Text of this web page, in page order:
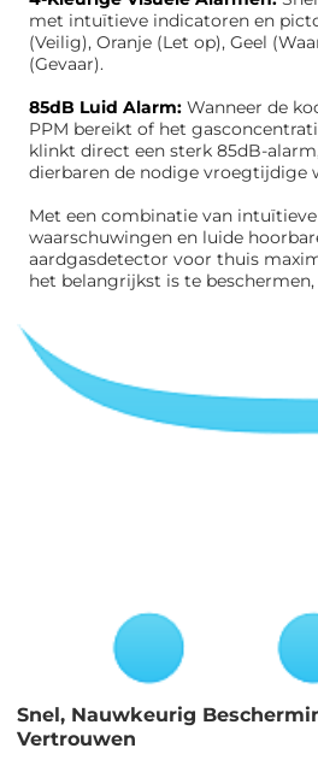
met intuïtieve indicatoren en
(Veilig), Oranje (Let op), Geel
(Gevaar).
85dB Luid Alarm:Wanneer de
PPM bereikt of het
klinkt direct een sterk 85dB-
dierbaren de nodige vroegtijdige
Met een combinatie van
waarschuwingen en luide
aardgasdetector voor thuis
het belangrijkst is te
Snel, Nauwkeurig
Vertrouwen